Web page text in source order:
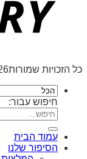
כל הזכויות שמורות2026 ©
חיפוש עבור:
עמוד הבית
הסיפור שלנו